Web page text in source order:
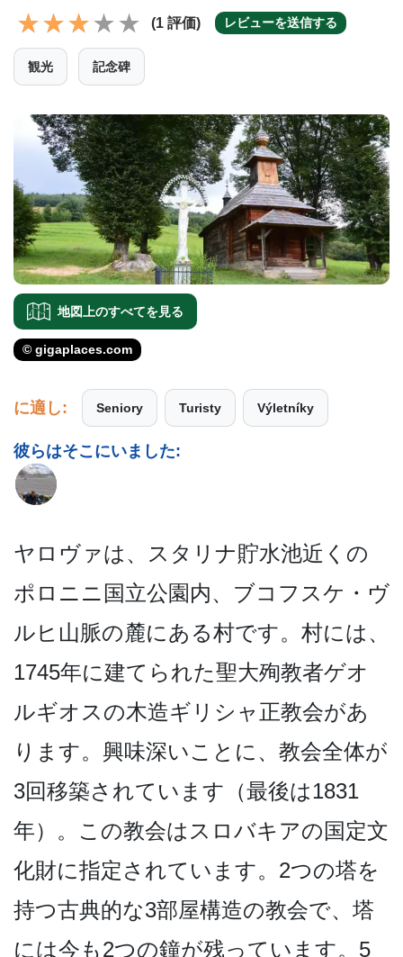
(1 評価) レビューを送信する
観光 記念碑
地図上のすべてを見る
© gigaplaces.com
に適し: Seniory Turisty Výletníky
彼らはそこにいました:
ヤロヴァは、スタリナ貯水池­近くの
ポロニニ国立公園内、ブコフスケ・ヴ
ルヒ山脈­の麓にある村です。村には、
1745年に建てられた­聖大殉教者ゲオ
ルギオスの木造ギリシャ正教会があ
り­ます。興味深いことに、教会全体が
3回移築されてい­ます（最後は1831
年）。この教会はスロバキアの­国定文
化財に指定されています。2つの塔を
持つ古典­的な3部屋構造の教会で、塔
には今も2つの鐘が残っ­ています。5